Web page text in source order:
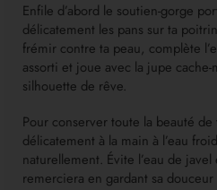
Enfile d’abord le soutien-gorge
délicatement les pans sur ta
frémir contre ta peau, complète
assorti et joue avec la jupe
silhouette de rêve.
Pour conserver toute la beauté
délicatement à la main à l’eau
naturellement. Évite l’eau de
remerciera en gardant sa